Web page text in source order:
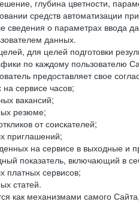
глубина цветности,
средств автоматизации
о параметрах ввода
данных.
для целей подготовки
по каждому пользователю
предоставляет свое
сервисе часов;
вакансий;
резюме;
от соискателей;
приглашений;
на сервисе в выходные и
показатель, включающий в
платных сервисов;
статей.
как механизмами самого